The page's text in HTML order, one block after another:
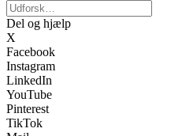
Del og hjælp
X
Facebook
Instagram
LinkedIn
YouTube
Pinterest
TikTok